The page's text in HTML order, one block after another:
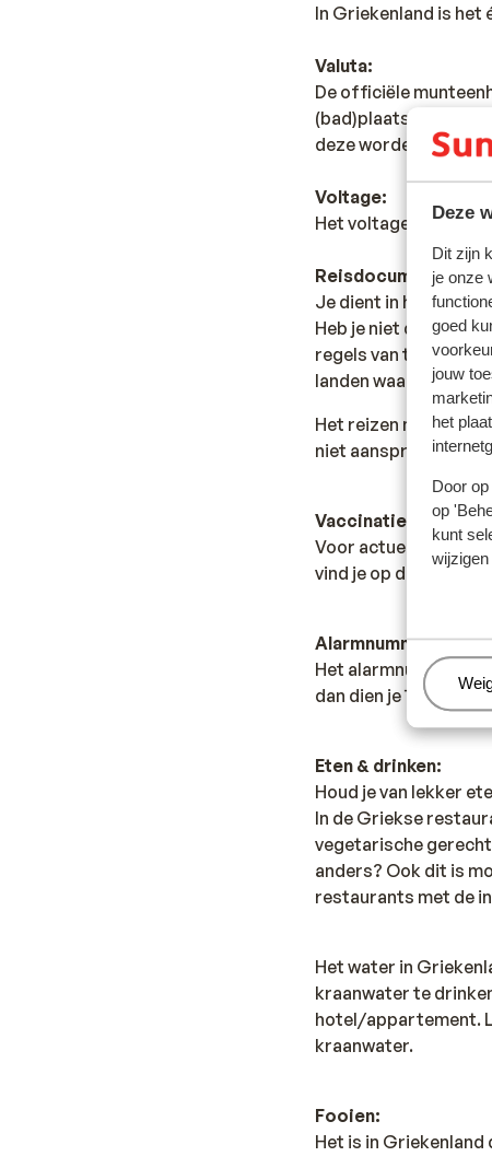
Deze
Dit zijn
je onze
goed
jouw
het
Door
op
kunt
In Griekenland is het
Valuta:
De officiële
(bad)plaatsen vind
deze worden op veel
Voltage:
Het voltage is net als
Reisdocumenten:
Je dient in het bezit
Heb je niet de
regels van
landen waar je
Het reizen met de
niet aansprakelijk
Vaccinatie:
Voor actuele
vind je op de site van
Alarmnummer:
Het alarmnummer in
dan dien je 166 te
Eten & drinken:
Houd je van lekker
In de Griekse
vegetarische
anders? Ook dit is
restaurants met de
Het water in
kraanwater te
hotel/appartement.
kraanwater.
Fooien:
Het is in